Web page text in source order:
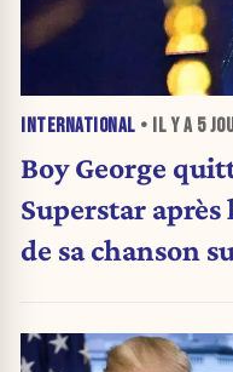
INTERNATIONAL • IL Y A 5
Boy George
Superstar
de sa chanson